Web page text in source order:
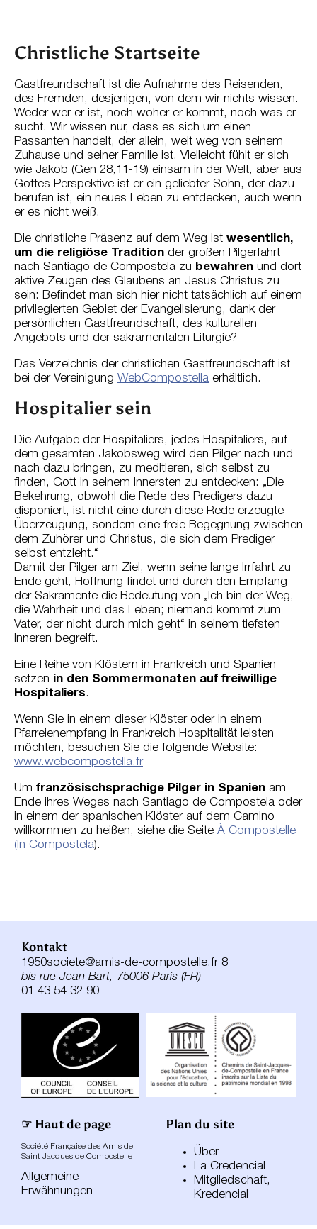
Christliche Startseite
Gastfreundschaft ist die Aufnahme des Reisenden,
des Fremden, desjenigen, von dem wir nichts wissen.
Weder wer er ist, noch woher er kommt, noch was er
sucht. Wir wissen nur, dass es sich um einen
Passanten handelt, der allein, weit weg von seinem
Zuhause und seiner Familie ist. Vielleicht fühlt er sich
wie Jakob (Gen 28,11-19) einsam in der Welt, aber aus
Gottes Perspektive ist er ein geliebter Sohn, der dazu
berufen ist, ein neues Leben zu entdecken, auch wenn
er es nicht weiß.
Die christliche Präsenz auf dem Weg ist wesentlich,
um die religiöse Tradition der großen Pilgerfahrt
nach Santiago de Compostela zu bewahren und dort
aktive Zeugen des Glaubens an Jesus Christus zu
sein: Befindet man sich hier nicht tatsächlich auf einem
privilegierten Gebiet der Evangelisierung, dank der
persönlichen Gastfreundschaft, des kulturellen
Angebots und der sakramentalen Liturgie?
Das Verzeichnis der christlichen Gastfreundschaft ist
bei der Vereinigung WebCompostella erhältlich.
Hospitalier sein
Die Aufgabe der Hospitaliers, jedes Hospitaliers, auf
dem gesamten Jakobsweg wird den Pilger nach und
nach dazu bringen, zu meditieren, sich selbst zu
finden, Gott in seinem Innersten zu entdecken: „Die
Bekehrung, obwohl die Rede des Predigers dazu
disponiert, ist nicht eine durch diese Rede erzeugte
Überzeugung, sondern eine freie Begegnung zwischen
dem Zuhörer und Christus, die sich dem Prediger
selbst entzieht.“
Damit der Pilger am Ziel, wenn seine lange Irrfahrt zu
Ende geht, Hoffnung findet und durch den Empfang
der Sakramente die Bedeutung von „Ich bin der Weg,
die Wahrheit und das Leben; niemand kommt zum
Vater, der nicht durch mich geht“ in seinem tiefsten
Inneren begreift.
Eine Reihe von Klöstern in Frankreich und Spanien
setzen in den Sommermonaten auf freiwillige
Hospitaliers.
Wenn Sie in einem dieser Klöster oder in einem
Pfarreienempfang in Frankreich Hospitalität leisten
möchten, besuchen Sie die folgende Website:
www.webcompostella.fr
Um französischsprachige Pilger in Spanien am
Ende ihres Weges nach Santiago de Compostela oder
in einem der spanischen Klöster auf dem Camino
willkommen zu heißen, siehe die Seite À Compostelle
(In Compostela).
☞ Haut de page
Société Française des Amis de
Saint Jacques de Compostelle
Allgemeine
Erwähnungen
Kontakt
1950societe@amis-de-compostelle.fr 8
bis rue Jean Bart, 75006 Paris (FR)
01 43 54 32 90
Plan du site
Über
La Credencial
Mitgliedschaft,
Kredencial